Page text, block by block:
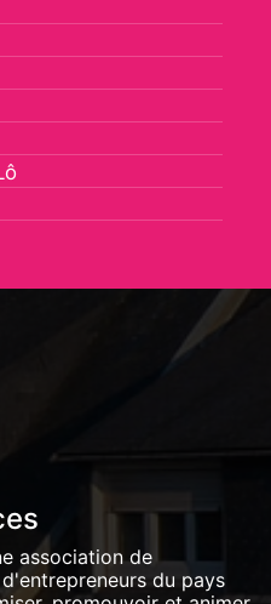
association de
du pays